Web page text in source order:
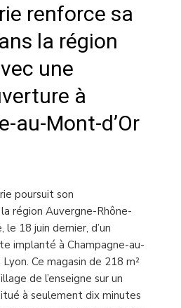
renforce sa
la région
une
à
au-Mont-d’Or
poursuit son
région Auvergne-Rhône-
le 18 juin dernier, d’un
implanté à Champagne-au-
Ce magasin de 218 m²
de l’enseigne sur un
à seulement dix minutes